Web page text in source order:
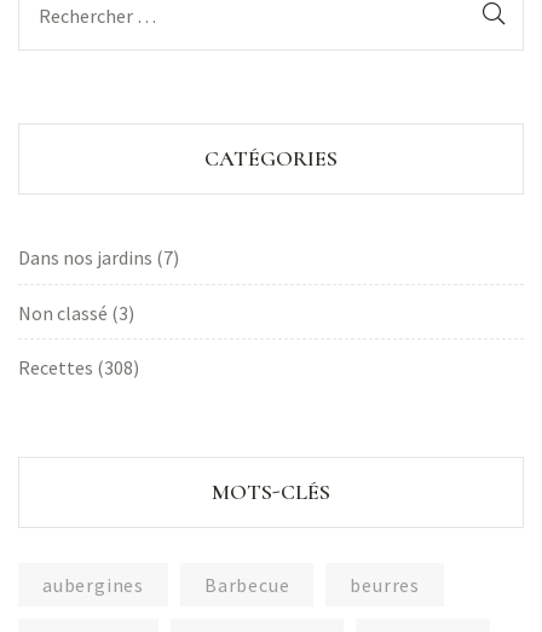
CATÉGORIES
Dans nos jardins (7)
Non classé (3)
Recettes (308)
MOTS-CLÉS
aubergines Barbecue beurres